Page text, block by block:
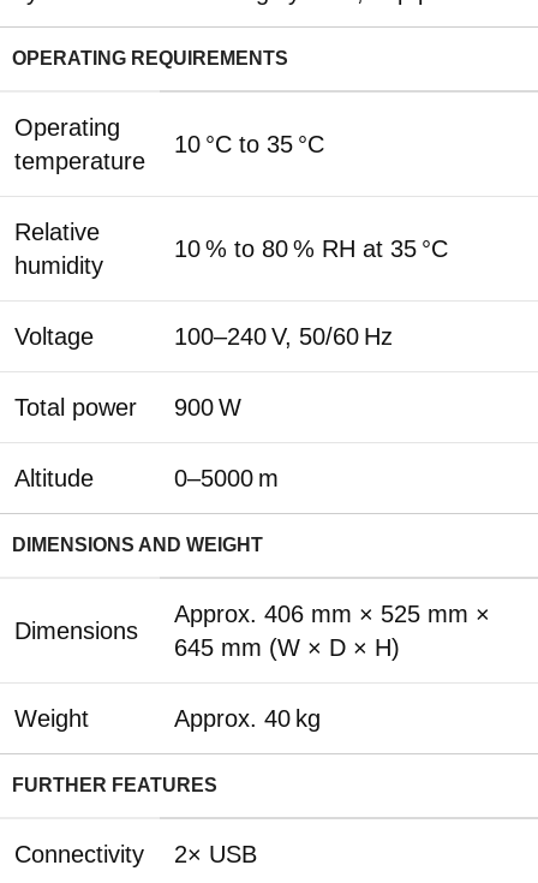
OPERATING REQUIREMENTS
Operating
temperature
10 °C to 35 °C
Relative
humidity
10 % to 80 % RH at 35 °C
Voltage 100–240 V, 50/60 Hz
Total power 900 W
Altitude 0–5000 m
DIMENSIONS AND WEIGHT
Dimensions
Approx. 406 mm × 525 mm ×
645 mm (W × D × H)
Weight Approx. 40 kg
FURTHER FEATURES
Connectivity 2× USB